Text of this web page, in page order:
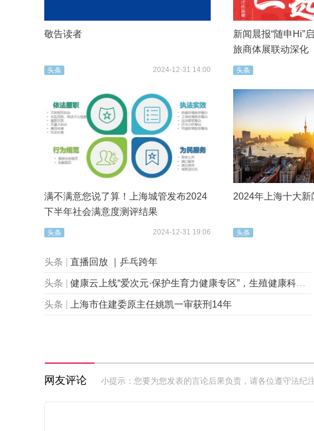
敬告读者
头条 2024-12-31 14:00
新闻晨报“随申Hi”
旅商体展联动深化
头条
满不满意您说了算！上海城管发布2024
下半年社会满意度测评结果
头条 2024-12-31 19:06
2024年上海十大新
头条
头条 直播回放 ｜乒乓跨年
头条 健康云上线“爱次元·保护生育力健康专区”，生殖健康科普“包会的”！
头条 上海市住建委原主任姚凯一审获刑14年
网友评论 小提示：您要为您发表的言论后果负责，请各位遵守法纪